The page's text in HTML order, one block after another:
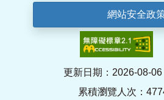
網站安全政
更新日期：2026-08-
累積瀏覽人次：